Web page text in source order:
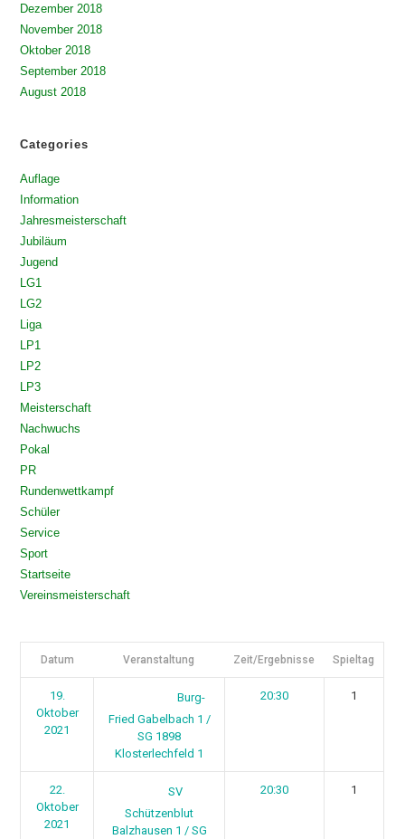
Dezember 2018
November 2018
Oktober 2018
September 2018
August 2018
Categories
Auflage
Information
Jahresmeisterschaft
Jubiläum
Jugend
LG1
LG2
Liga
LP1
LP2
LP3
Meisterschaft
Nachwuchs
Pokal
PR
Rundenwettkampf
Schüler
Service
Sport
Startseite
Vereinsmeisterschaft
Datum Veranstaltung Zeit/Ergebnisse Spieltag
19.
Oktober
2021
Burg-
Fried Gabelbach 1 /
SG 1898
Klosterlechfeld 1
20:30 1
22.
Oktober
2021
SV
Schützenblut
Balzhausen 1 / SG
20:30 1